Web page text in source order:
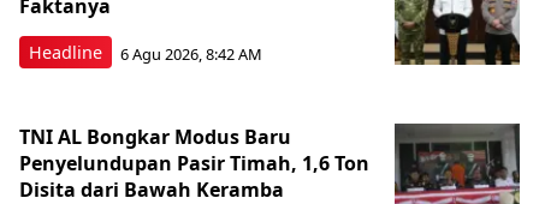
Headline
Faktanya
6 Agu 2026, 8:42 AM
TNI AL Bongkar Modus Baru
Penyelundupan Pasir Timah, 1,6 Ton
Disita dari Bawah Keramba